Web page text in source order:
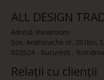
ALL DESIGN
Adresă showroom:
Șos. Andronache nr. 201bis,
022524 - București , România
Relații cu clienții